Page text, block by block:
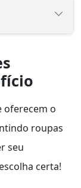
oferecem o
roupas
seu
certa!